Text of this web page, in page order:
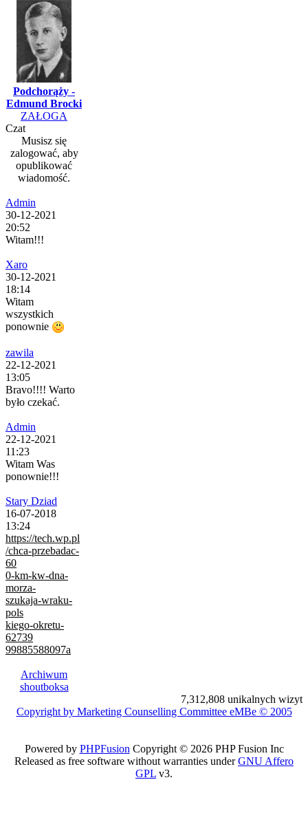
Podchorąży -
Edmund Brocki
ZAŁOGA
Czat
Musisz się
zalogować, aby
opublikować
wiadomość.
Admin
30-12-2021
20:52
Witam!!!
Xaro
30-12-2021
18:14
Witam
wszystkich
ponownie
zawila
22-12-2021
13:05
Bravo!!!! Warto
było czekać.
Admin
22-12-2021
11:23
Witam Was
ponownie!!!
Stary Dziad
16-07-2018
13:24
https://tech.wp.pl
/chca-przebadac-
60
0-km-kw-dna-
morza-
szukaja-wraku-
pols
kiego-okretu-
62739
99885588097a
Archiwum
shoutboksa
7,312,808 unikalnych wizyt
Copyright by Marketing Counselling Committee eMBe © 2005
Powered by PHPFusion Copyright © 2026 PHP Fusion Inc
Released as free software without warranties underGNU Affero
GPL v3.